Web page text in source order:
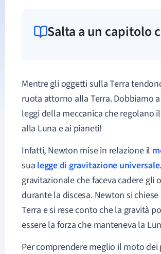
Salta a un capitolo
Mentre gli oggetti sulla Terra
ruota attorno alla Terra. Dobbiamo
leggi della meccanica che regolano
alla Luna e ai pianeti!
Infatti, Newton mise in relazione il
sua legge di gravitazione universale
gravitazionale che faceva cadere gli
durante la discesa. Newton si
Terra e si rese conto che la gravità
essere la forza che manteneva la
Per comprendere meglio il moto